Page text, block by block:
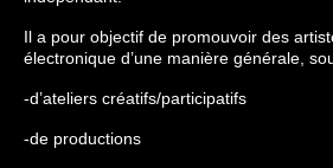
Il a pour objectif de promouvoir des
électronique d’une manière générale,
-d’ateliers créatifs/participatifs
-de productions